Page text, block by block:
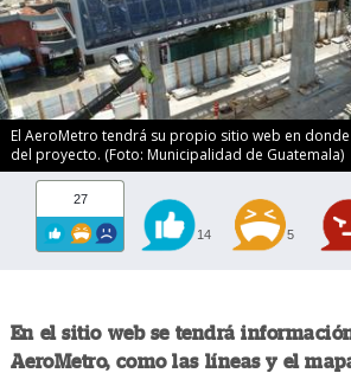
El AeroMetro tendrá su propio sitio web en
del proyecto. (Foto: Municipalidad de Guatemala)
27
14 5
En el sitio web se tendrá
AeroMetro, como las líneas y el